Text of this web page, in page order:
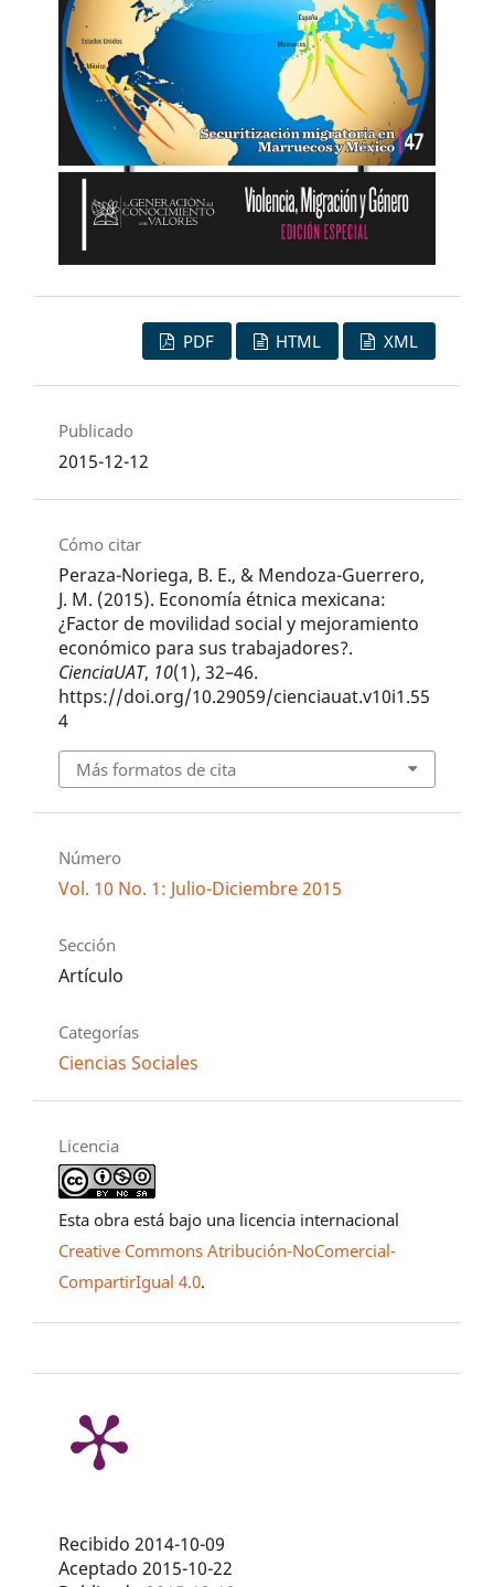
PDF HTML XML
Publicado
2015-12-12
Cómo citar
Peraza-Noriega, B. E., & Mendoza-Guerrero,
J. M. (2015). Economía étnica mexicana:
¿Factor de movilidad social y mejoramiento
económico para sus trabajadores?.
CienciaUAT, 10(1), 32–46.
https://doi.org/10.29059/cienciauat.v10i1.55
4
Más formatos de cita
Número
Vol. 10 No. 1: Julio-Diciembre 2015
Sección
Artículo
Categorías
Ciencias Sociales
Licencia
Esta obra está bajo una licencia internacional
Creative Commons Atribución-NoComercial-
CompartirIgual 4.0.
Recibido 2014-10-09
Aceptado 2015-10-22